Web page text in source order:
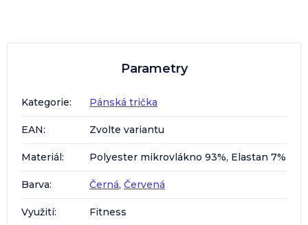
Parametry
Kategorie: Pánská trička
EAN: Zvolte variantu
Materiál: Polyester mikrovlákno 93%, Elastan 7%
Barva: Černá, Červená
Využití: Fitness